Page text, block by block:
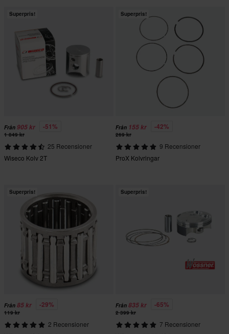
Superpris!
Från 905 kr -51%
1 849 kr
25 Recensioner
Wiseco Kolv 2T
Superpris!
Från 155 kr -42%
269 kr
9 Recensioner
ProX Kolvringar
Superpris!
Från 85 kr -29%
119 kr
2 Recensioner
Superpris!
Från 835 kr -65%
2 399 kr
7 Recensioner